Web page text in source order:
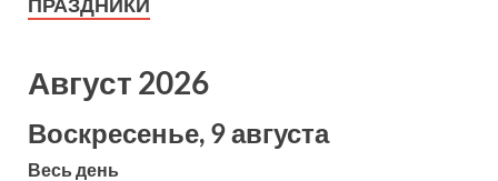
Август 2026
Воскресенье, 9 августа
Весь день